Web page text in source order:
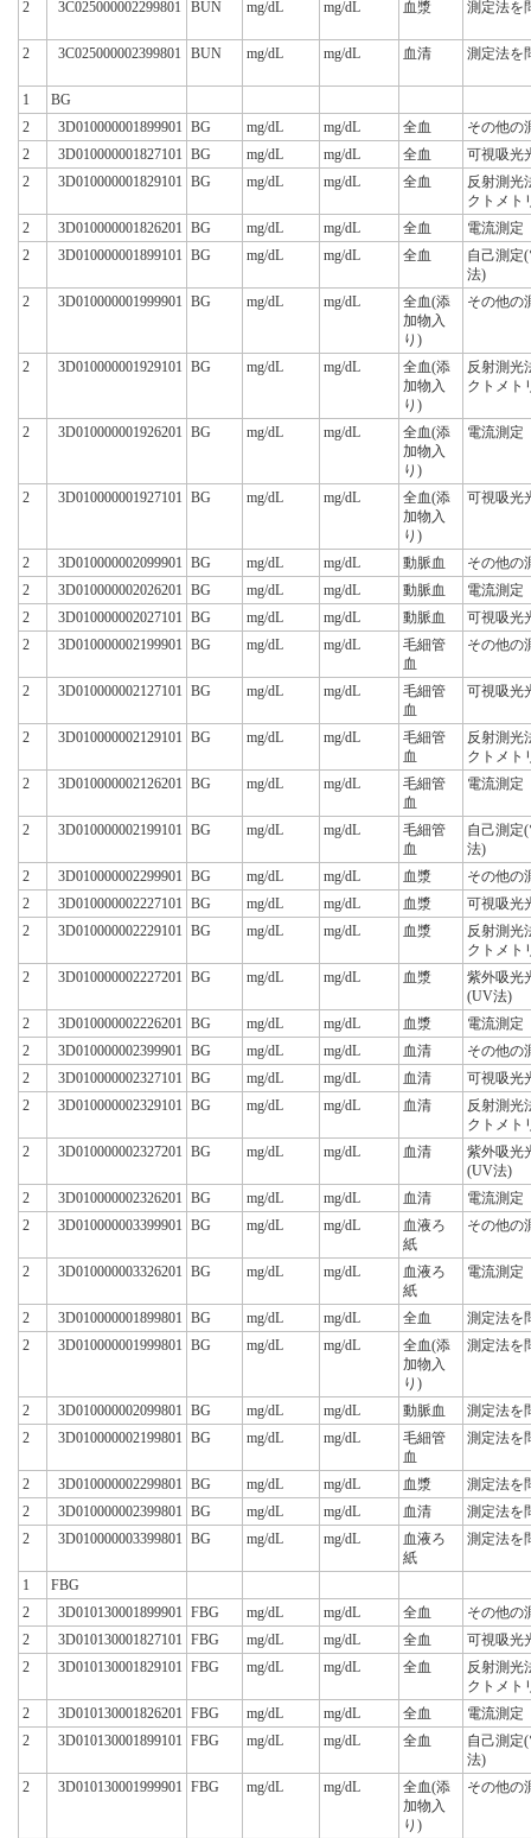
2 3C025000002299801 BUN mg/dL mg/dL 血漿 測定法を
2 3C025000002399801 BUN mg/dL mg/dL 血清 測定法を
1
BG
2
3D010000001899901 BG mg/dL mg/dL 全血
その他の
2
3D010000001827101 BG mg/dL mg/dL 全血
可視吸光
2
3D010000001829101 BG mg/dL mg/dL 全血
反射測光
クトメト
2
3D010000001826201 BG mg/dL mg/dL 全血
電流測定
2
3D010000001899101 BG mg/dL mg/dL 全血
自己測定
法)
2
3D010000001999901 BG mg/dL mg/dL
全血(添
加物入
り)
その他の
2 3D010000001929101 BG mg/dL mg/dL
全血(添
加物入
り)
反射測光
クトメト
2 3D010000001926201 BG mg/dL mg/dL
全血(添
加物入
り)
電流測定
2 3D010000001927101 BG mg/dL mg/dL
全血(添
加物入
り)
可視吸光
2 3D010000002099901 BG mg/dL mg/dL 動脈血
その他の
2
3D010000002026201 BG mg/dL mg/dL 動脈血
電流測定
2
3D010000002027101 BG mg/dL mg/dL 動脈血
可視吸光
2
3D010000002199901 BG mg/dL mg/dL
毛細管
血
その他の
2 3D010000002127101 BG mg/dL mg/dL
毛細管
血
可視吸光
2 3D010000002129101 BG mg/dL mg/dL
毛細管
血
反射測光
クトメト
2
3D010000002126201 BG mg/dL mg/dL
毛細管
血
電流測定
2 3D010000002199101 BG mg/dL mg/dL
毛細管
血
自己測定
法)
2
3D010000002299901 BG mg/dL mg/dL 血漿
その他の
2
3D010000002227101 BG mg/dL mg/dL 血漿
可視吸光
2
3D010000002229101 BG mg/dL mg/dL 血漿
反射測光
クトメト
2
3D010000002227201 BG mg/dL mg/dL 血漿
紫外吸光
(UV法)
2
3D010000002226201 BG mg/dL mg/dL 血漿
電流測定
2
3D010000002399901 BG mg/dL mg/dL 血清
その他の
2
3D010000002327101 BG mg/dL mg/dL 血清
可視吸光
2
3D010000002329101 BG mg/dL mg/dL 血清
反射測光
クトメト
2
3D010000002327201 BG mg/dL mg/dL 血清
紫外吸光
(UV法)
2
3D010000002326201 BG mg/dL mg/dL 血清
電流測定
2
3D010000003399901 BG mg/dL mg/dL
血液ろ
紙
その他の
2 3D010000003326201 BG mg/dL mg/dL
血液ろ
紙
電流測定
2 3D010000001899801 BG mg/dL mg/dL 全血
測定法を
2
3D010000001999801 BG mg/dL mg/dL
全血(添
加物入
り)
測定法を
2 3D010000002099801 BG mg/dL mg/dL 動脈血
測定法を
2
3D010000002199801 BG mg/dL mg/dL
毛細管
血
測定法を
2 3D010000002299801 BG mg/dL mg/dL 血漿
測定法を
2
3D010000002399801 BG mg/dL mg/dL 血清
測定法を
2
3D010000003399801 BG mg/dL mg/dL
血液ろ
紙
測定法を
1
FBG
2
3D010130001899901 FBG mg/dL mg/dL 全血
その他の
2
3D010130001827101 FBG mg/dL mg/dL 全血
可視吸光
2
3D010130001829101 FBG mg/dL mg/dL 全血
反射測光
クトメト
2
3D010130001826201 FBG mg/dL mg/dL 全血
電流測定
2
3D010130001899101 FBG mg/dL mg/dL 全血
自己測定
法)
2
3D010130001999901 FBG mg/dL mg/dL
全血(添
加物入
り)
その他の